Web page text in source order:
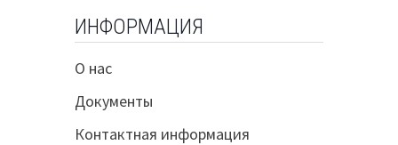
ИНФОРМАЦИЯ
О нас
Документы
Контактная информация